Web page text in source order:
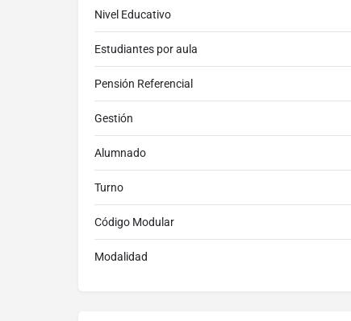
Nivel Educativo
Estudiantes por aula
Pensión Referencial
Gestión
Alumnado
Turno
Código Modular
Modalidad